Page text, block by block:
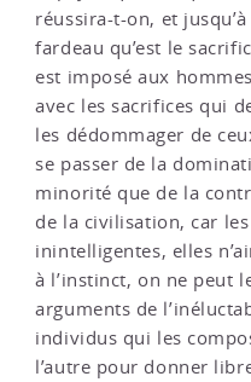
réussira-t-on, et
fardeau qu’est le
est imposé aux
avec les sacrifices qui
les dédommager de
se passer de la
minorité que de la
de la civilisation, car
inintelligentes, elles
à l’instinct, on ne peut
arguments de
individus qui les
l’autre pour donner